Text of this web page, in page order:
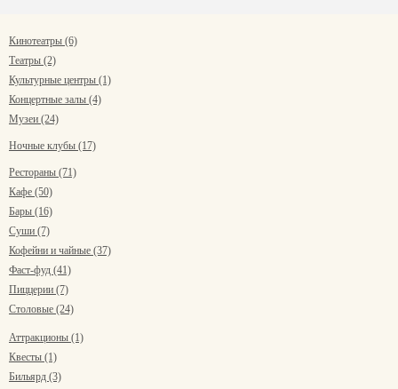
Кинотеатры (6)
Театры (2)
Культурные центры (1)
Концертные залы (4)
Музеи (24)
Ночные клубы (17)
Рестораны (71)
Кафе (50)
Бары (16)
Суши (7)
Кофейни и чайные (37)
Фаст-фуд (41)
Пиццерии (7)
Столовые (24)
Аттракционы (1)
Квесты (1)
Бильярд (3)